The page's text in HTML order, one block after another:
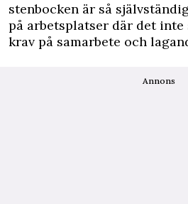
stenbocken är så
på arbetsplatser där det
krav på samarbete och
Annons